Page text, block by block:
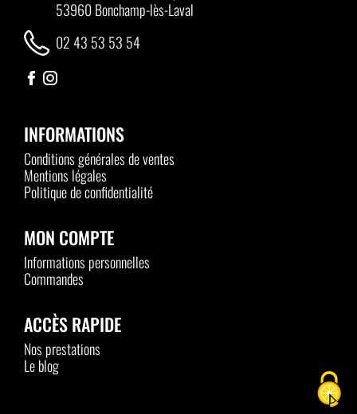
53960 Bonchamp-lès-Laval
02 43 53 53 54
INFORMATIONS
Conditions générales de ventes
Mentions légales
Politique de confidentialité
MON COMPTE
Informations personnelles
Commandes
ACCÈS RAPIDE
Nos prestations
Le blog